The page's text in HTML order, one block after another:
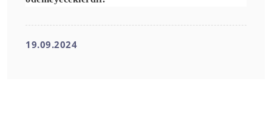
19.09.2024